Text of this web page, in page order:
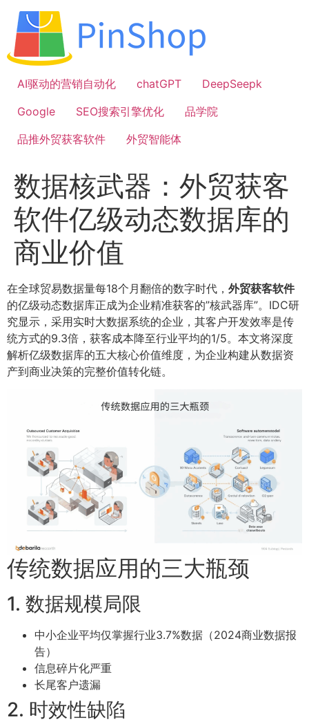
容
AI驱动的营销自动化
chatGPT
DeepSeepk
Google
SEO搜索引擎优化
品学院
品推外贸获客软件
外贸智能体
数据核武器：外贸获客
软件亿级动态数据库的
商业价值
在全球贸易数据量每18个月翻倍的数字时代， 外贸获客软件
的亿级动态数据库正成为企业精准获客的”核武器库”。IDC研
究显示，采用实时大数据系统的企业，其客户开发效率是传
统方式的9.3倍，获客成本降至行业平均的1/5。本文将深度
解析亿级数据库的五大核心价值维度，为企业构建从数据资
产到商业决策的完整价值转化链。
传统数据应用的三大瓶颈
1. 数据规模局限
中小企业平均仅掌握行业3.7%数据（2024商业数据报
告）
信息碎片化严重
长尾客户遗漏
2. 时效性缺陷